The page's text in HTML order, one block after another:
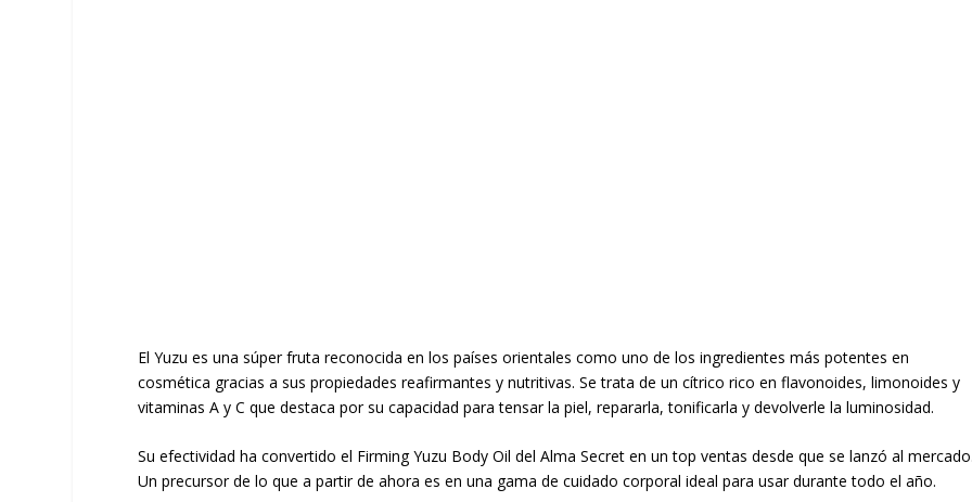
El Yuzu es una súper fruta reconocida en los países orientales como uno de los ingredientes más potentes en
cosmética gracias a sus propiedades reafirmantes y nutritivas. Se trata de un cítrico rico en flavonoides, limonoides y
vitaminas A y C que destaca por su capacidad para tensar la piel, repararla, tonificarla y devolverle la luminosidad.
Su efectividad ha convertido el Firming Yuzu Body Oil del Alma Secret en un top ventas desde que se lanzó al
Un precursor de lo que a partir de ahora es en una gama de cuidado corporal ideal para usar durante todo el año.